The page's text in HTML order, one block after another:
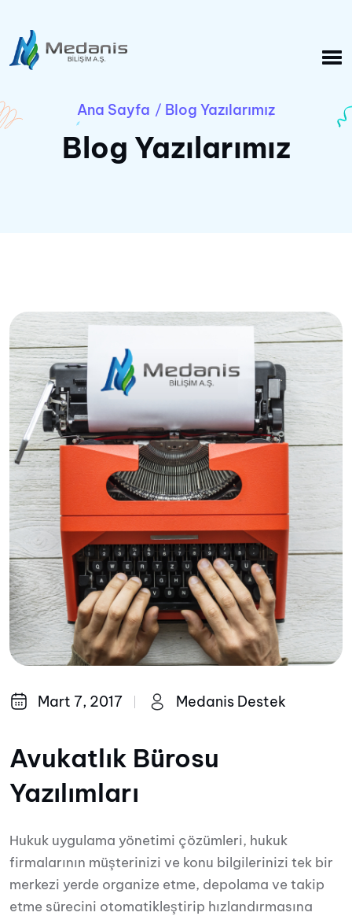
Ana Sayfa / Blog Yazılarımız
Blog Yazılarımız
Mart 7, 2017 Medanis Destek
Avukatlık Bürosu
Yazılımları
Hukuk uygulama yönetimi çözümleri, hukuk
firmalarının müşterinizi ve konu bilgilerinizi tek bir
merkezi yerde organize etme, depolama ve takip
etme sürecini otomatikleştirip hızlandırmasına